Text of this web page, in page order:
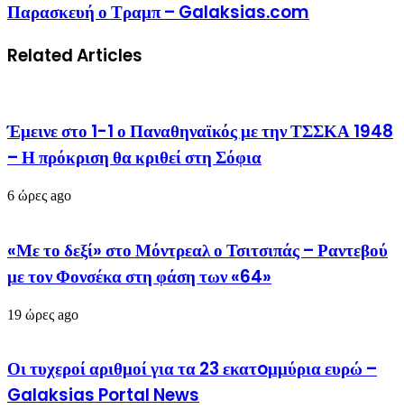
Παρασκευή ο Τραμπ – Galaksias.com
Related Articles
Έμεινε στο 1-1 ο Παναθηναϊκός με την ΤΣΣΚΑ 1948
– Η πρόκριση θα κριθεί στη Σόφια
6 ώρες ago
«Με το δεξί» στο Μόντρεαλ ο Τσιτσιπάς – Ραντεβού
με τον Φονσέκα στη φάση των «64»
19 ώρες ago
Οι τυχεροί αριθμοί για τα 23 εκατoμμύρια ευρώ –
Galaksias Portal News